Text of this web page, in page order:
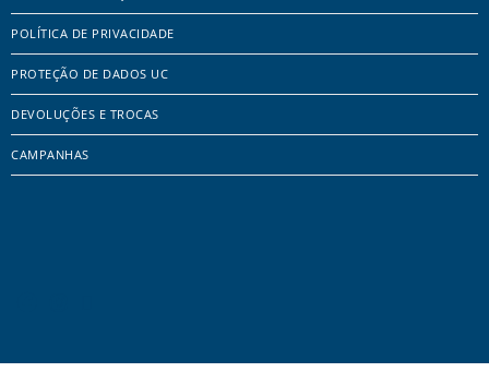
POLÍTICA DE PRIVACIDADE
PROTEÇÃO DE DADOS UC
DEVOLUÇÕES E TROCAS
CAMPANHAS